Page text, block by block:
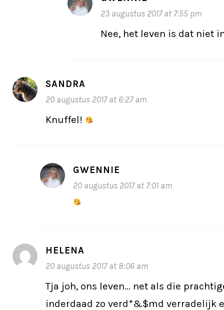
23 augustus 2017 at 7:55 pm
Nee, het leven is dat niet
SANDRA
20 augustus 2017 at 6:27 am
Knuffel!
GWENNIE
20 augustus 2017 at 7:01 am
HELENA
20 augustus 2017 at 8:06 am
Tja joh, ons leven… net als die
inderdaad zo verd*&$md verradelijk